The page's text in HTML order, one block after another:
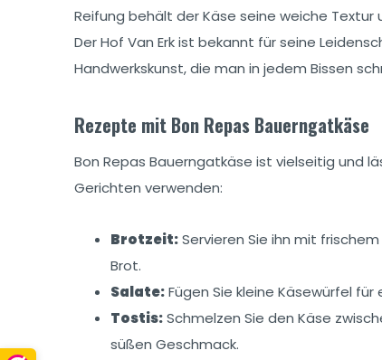
Reifung behält der Käse seine weiche
Der Hof Van Erk ist bekannt für seine
Handwerkskunst, die man in jedem Bissen
Rezepte mit Bon Repas Bauerngatkäse
Bon Repas Bauerngatkäse ist vielseitig und
Gerichten verwenden:
Brotzeit:Servieren Sie ihn mit
Brot.
Salate:Fügen Sie kleine Käsewürfel
Tostis:Schmelzen Sie den Käse
süßen Geschmack.